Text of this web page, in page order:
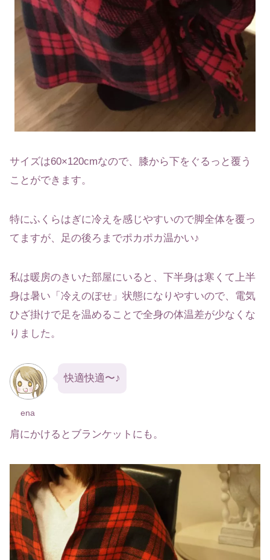
サイズは60×120cmなので、膝から下をぐるっと覆う
ことができます。
特にふくらはぎに冷えを感じやすいので脚全体を覆っ
てますが、足の後ろまでポカポカ温かい♪
私は暖房のきいた部屋にいると、下半身は寒くて上半
身は暑い「冷えのぼせ」状態になりやすいので、電気
ひざ掛けで足を温めることで全身の体温差が少なくな
りました。
ena
快適快適〜♪
肩にかけるとブランケットにも。